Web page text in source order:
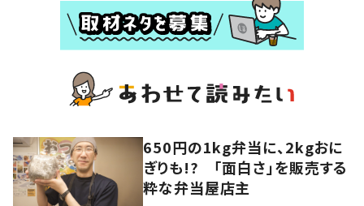
650円の1kg弁当に、2kgおに
ぎりも!? 「面白さ」を販売する
粋な弁当屋店主